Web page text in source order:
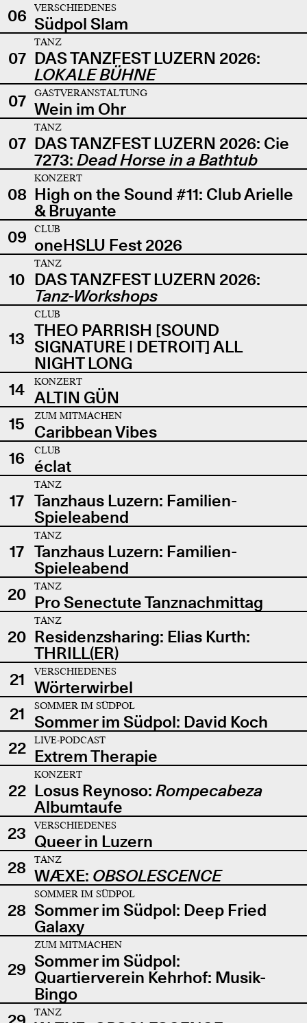
06
VERSCHIEDENES
Südpol Slam
07
TANZ
DAS TANZFEST LUZERN 2026:
LOKALE BÜHNE
07
GASTVERANSTALTUNG
Wein im Ohr
07
TANZ
DAS TANZFEST LUZERN 2026: Cie
7273: Dead Horse in a Bathtub
08
KONZERT
High on the Sound #11: Club Arielle
& Bruyante
09
CLUB
oneHSLU Fest 2026
10
TANZ
DAS TANZFEST LUZERN 2026:
Tanz-Workshops
13
CLUB
THEO PARRISH [SOUND
SIGNATURE | DETROIT] ALL
NIGHT LONG
14
KONZERT
ALTIN GÜN
15
ZUM MITMACHEN
Caribbean Vibes
16
CLUB
éclat
17
TANZ
Tanzhaus Luzern: Familien-
Spieleabend
17
TANZ
Tanzhaus Luzern: Familien-
Spieleabend
20
TANZ
Pro Senectute Tanznachmittag
20
TANZ
Residenzsharing: Elias Kurth:
THRILL(ER)
21
VERSCHIEDENES
Wörterwirbel
21
SOMMER IM SÜDPOL
Sommer im Südpol: David Koch
22
LIVE-PODCAST
Extrem Therapie
22
KONZERT
Losus Reynoso: Rompecabeza
Albumtaufe
23
VERSCHIEDENES
Queer in Luzern
28
TANZ
WÆXE: OBSOLESCENCE
28
SOMMER IM SÜDPOL
Sommer im Südpol: Deep Fried
Galaxy
29
ZUM MITMACHEN
Sommer im Südpol:
Quartierverein Kehrhof: Musik-
Bingo
TANZ